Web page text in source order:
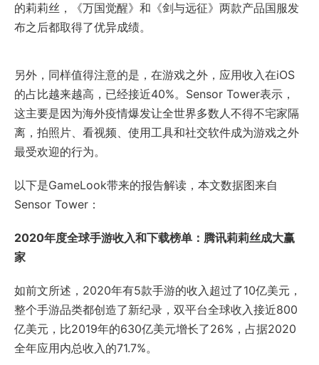
的莉莉丝，《万国觉醒》和《剑与远征》两款产品国服发
布之后都取得了优异成绩。
另外，同样值得注意的是，在游戏之外，应用收入在iOS
的占比越来越高，已经接近40%。Sensor Tower表示，
这主要是因为海外疫情爆发让全世界多数人不得不宅家隔
离，拍照片、看视频、使用工具和社交软件成为游戏之外
最受欢迎的行为。
以下是GameLook带来的报告解读，本文数据图来自
Sensor Tower：
2020年度全球手游收入和下载榜单：腾讯莉莉丝成大赢
家
如前文所述，2020年有5款手游的收入超过了10亿美元，
整个手游品类都创造了新纪录，双平台全球收入接近800
亿美元，比2019年的630亿美元增长了26%，占据2020
全年应用内总收入的71.7%。